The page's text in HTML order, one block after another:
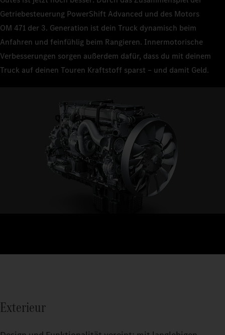
Getriebesteuerung PowerShift Advanced und des Motors
OM 471 der 3. Generation ist dein Truck dynamisch beim
Anfahren und feinfühlig beim Rangieren. Innermotorische
Verbesserungen sorgen außerdem dafür, dass du mit deinem
Truck auf deinen Touren Kraftstoff sparst – und damit Geld.
Exterieur